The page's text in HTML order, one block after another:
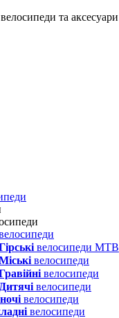
та аксесуари
велосипеди MTB
велосипеди
велосипеди
Дитячі велосипеди
велосипеди
велосипеди